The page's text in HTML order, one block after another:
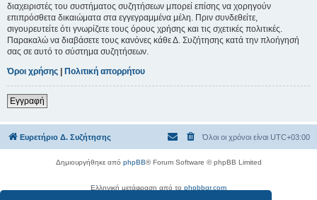
διαχειριστές του συστήματος συζητήσεων μπορεί επίσης να χορηγούν
επιπρόσθετα δικαιώματα στα εγγεγραμμένα μέλη. Πριν συνδεθείτε,
σιγουρευτείτε ότι γνωρίζετε τους όρους χρήσης και τις σχετικές πολιτικές.
Παρακαλώ να διαβάσετε τους κανόνες κάθε Δ. Συζήτησης κατά την πλοήγησή
σας σε αυτό το σύστημα συζητήσεων.
Όροι χρήσης | Πολιτική απορρήτου
Εγγραφή
Ευρετήριο Δ. Συζήτησης Όλοι οι χρόνοι είναι UTC+03:00
Δημιουργήθηκε από phpBB® Forum Software © phpBB Limited
Ελληνική μετάφραση από το phpbbgr.com